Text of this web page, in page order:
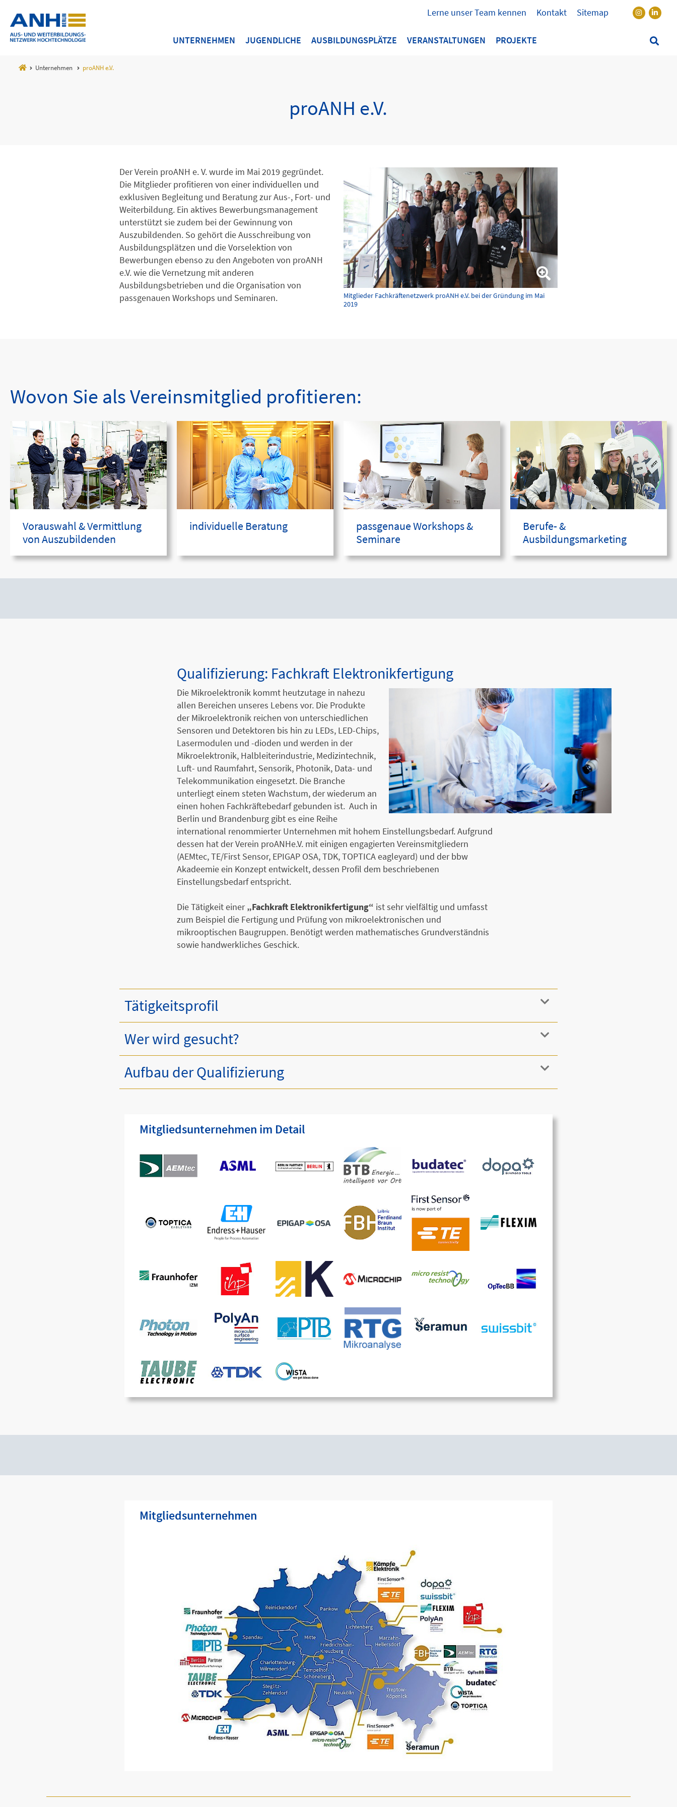
Lerne unser Team kennen Kontakt Sitemap
UNTERNEHMEN JUGENDLICHE AUSBILDUNGSPLÄTZE VERANSTALTUNGEN PROJEKTE
Unternehmen proANH e.V.
proANH e.V.
Mitglieder Fachkräftenetzwerk proANH e.V. bei der Gründung im Mai
2019
Der Verein proANH e. V. wurde im Mai 2019 gegründet.
Die Mitglieder profitieren von einer individuellen und
exklusiven Begleitung und Beratung zur Aus-, Fort- und
Weiterbildung. Ein aktives Bewerbungsmanagement
unterstützt sie zudem bei der Gewinnung von
Auszubildenden. So gehört die Ausschreibung von
Ausbildungsplätzen und die Vorselektion von
Bewerbungen ebenso zu den Angeboten von proANH
e.V. wie die Vernetzung mit anderen
Ausbildungsbetrieben und die Organisation von
passgenauen Workshops und Seminaren.
Wovon Sie als Vereinsmitglied profitieren:
Vorauswahl & Vermittlung
von Auszubildenden
individuelle Beratung
passgenaue Workshops &
Seminare
Berufe- &
Ausbildungsmarketing
Qualifizierung: Fachkraft Elektronikfertigung
Die Mikroelektronik kommt heutzutage in nahezu
allen Bereichen unseres Lebens vor. Die Produkte
der Mikroelektronik reichen von unterschiedlichen
Sensoren und Detektoren bis hin zu LEDs, LED-Chips,
Lasermodulen und -dioden und werden in der
Mikroelektronik, Halbleiterindustrie, Medizintechnik,
Luft- und Raumfahrt, Sensorik, Photonik, Data- und
Telekommunikation eingesetzt. Die Branche
unterliegt einem steten Wachstum, der wiederum an
einen hohen Fachkräftebedarf gebunden ist. Auch in
Berlin und Brandenburg gibt es eine Reihe
international renommierter Unternehmen mit hohem Einstellungsbedarf. Aufgrund
dessen hat der Verein proANHe.V. mit einigen engagierten Vereinsmitgliedern
(AEMtec, TE/First Sensor, EPIGAP OSA, TDK, TOPTICA eagleyard) und der bbw
Akadeemie ein Konzept entwickelt, dessen Profil dem beschriebenen
Einstellungsbedarf entspricht.
Die Tätigkeit einer„Fachkraft Elektronikfertigung“ ist sehr vielfältig und umfasst
zum Beispiel die Fertigung und Prüfung von mikroelektronischen und
mikrooptischen Baugruppen. Benötigt werden mathematisches Grundverständnis
sowie handwerkliches Geschick.
Tätigkeitsprofil
Wer wird gesucht?
Aufbau der Qualifizierung
Mitgliedsunternehmen im Detail
Mitgliedsunternehmen